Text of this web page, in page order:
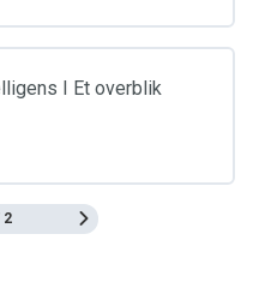
I Et overblik
2